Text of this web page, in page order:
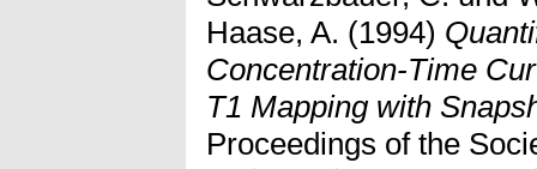
Haase, A. (1994)
Concentration-Time
T1 Mapping with
Proceedings of the